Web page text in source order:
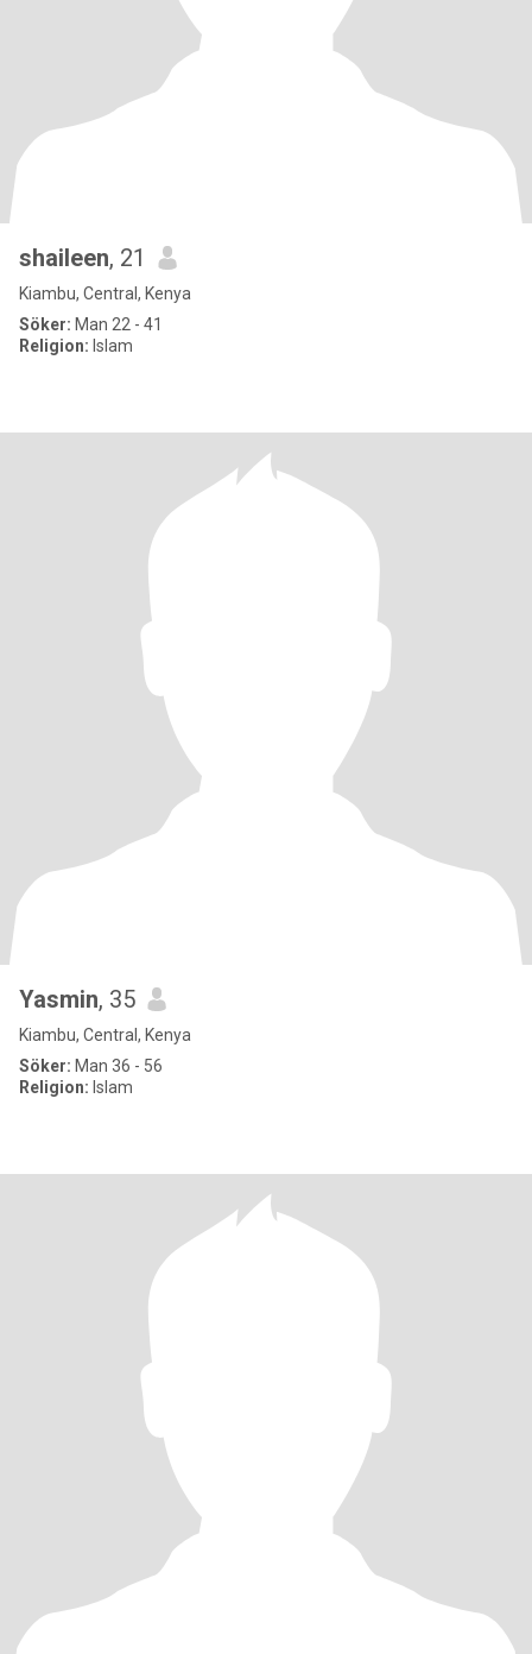
shaileen, 21
Kiambu, Central, Kenya
Söker: Man 22 - 41
Religion: Islam
Yasmin, 35
Kiambu, Central, Kenya
Söker: Man 36 - 56
Religion: Islam